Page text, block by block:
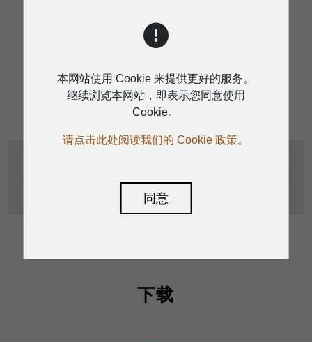
规格
下载
本网站使用 Cookie 来提供更好的服务。
继续浏览本网站，即表示您同意使用
Cookie。
请点击此处阅读我们的 Cookie 政策。
同意